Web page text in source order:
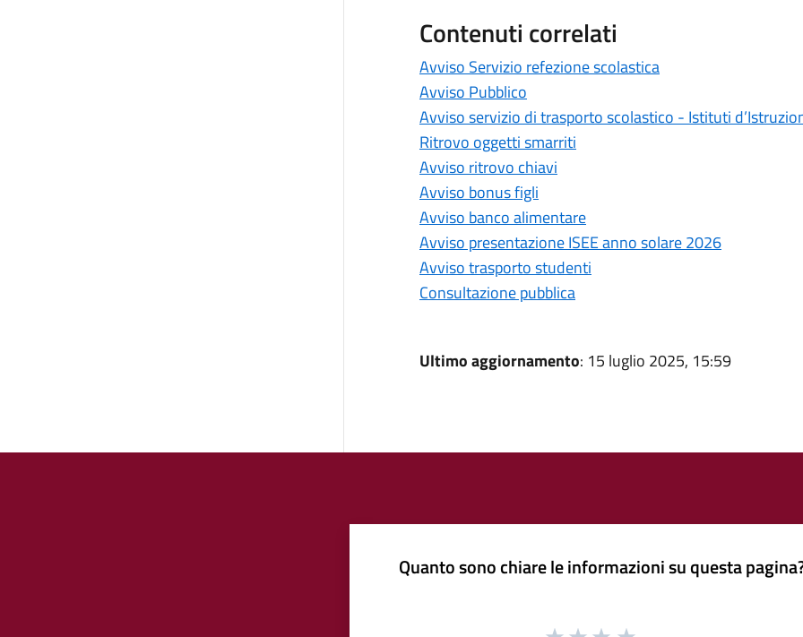
Contenuti correlati
Avviso Servizio refezione scolastica
Avviso Pubblico
Avviso servizio di trasporto scolastico - Istituti
Ritrovo oggetti smarriti
Avviso ritrovo chiavi
Avviso bonus figli
Avviso banco alimentare
Avviso presentazione ISEE anno solare 2026
Avviso trasporto studenti
Consultazione pubblica
Ultimo aggiornamento: 15 luglio 2025, 15:59
Quanto sono chiare le informazioni su questa